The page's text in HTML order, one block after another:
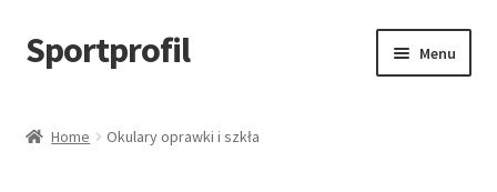
Przejdź
do
Przejdź
do
Sportprofil Menu
Home Okulary oprawki i szkła